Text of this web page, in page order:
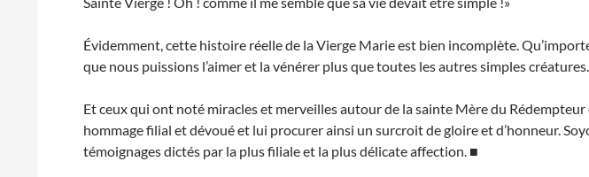
Évidemment, cette histoire réelle de la Vierge Marie est bien incomplète.
que nous puissions l’aimer et la vénérer plus que toutes les autres simples créatures.
Et ceux qui ont noté miracles et merveilles autour de la sainte Mère du
hommage filial et dévoué et lui procurer ainsi un surcroit de gloire et d’honneur.
témoignages dictés par la plus filiale et la plus délicate affection. ■